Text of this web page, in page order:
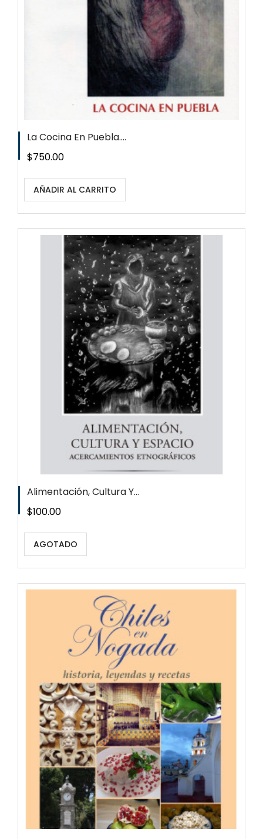
La Cocina En Puebla....
Precio
$750.00
AÑADIR AL CARRITO
Alimentación, Cultura Y...
Precio
$100.00
AGOTADO